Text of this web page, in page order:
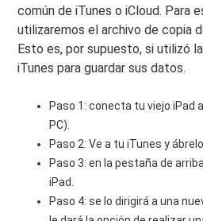
común de iTunes o iCloud. Para
utilizaremos el archivo de copia
Esto es, por supuesto, si utilizó
iTunes para guardar sus datos.
Paso 1: conecta tu viejo iPad
PC).
Paso 2: Ve a tu iTunes y ábrelo.
Paso 3: en la pestaña de
iPad.
Paso 4: se lo dirigirá a una